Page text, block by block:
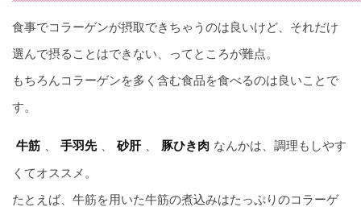
食事でコラーゲンが摂取できちゃうのは良いけど、それだけ
選んで摂ることはできない、ってところが難点。
もちろんコラーゲンを多く含む食品を食べるのは良いことで
す。
牛筋 手羽先 砂肝 豚ひき肉 なんかは、調理もしやす
くてオススメ。
たとえば、牛筋を用いた牛筋の煮込みはたっぷりのコラーゲ